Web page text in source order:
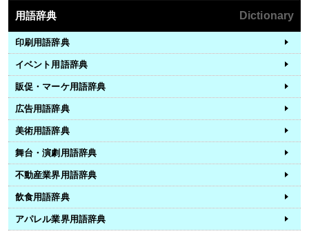
用語辞典 Dictionary
印刷用語辞典
イベント用語辞典
販促・マーケ用語辞典
広告用語辞典
美術用語辞典
舞台・演劇用語辞典
不動産業界用語辞典
飲食用語辞典
アパレル業界用語辞典